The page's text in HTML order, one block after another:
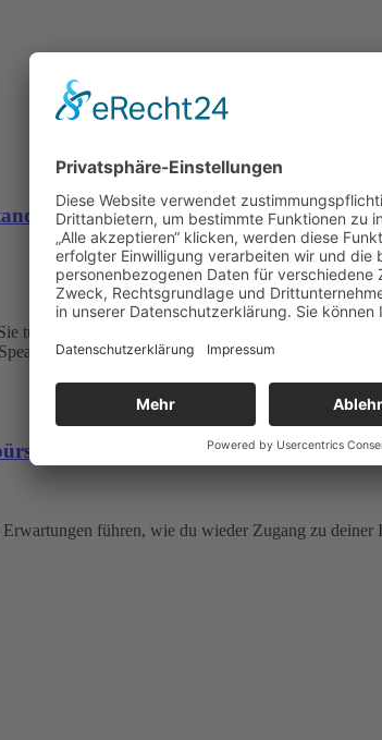
haben – Dominic Rass
tun es nur nicht.
und Mentaltrainer Dominic Rass über
dass das nicht dein Leben ist – Peter
führen, wie du wieder Zugang zu